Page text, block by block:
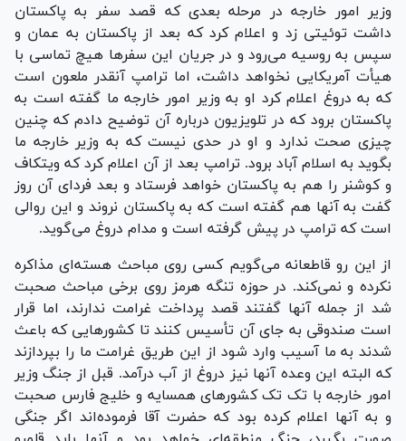
وزیر امور خارجه در مرحله بعدی که قصد سفر به پاکستان
داشت توئیتی زد و اعلام کرد که بعد از پاکستان به عمان و
سپس به روسیه می‌رود و در جریان این سفر‌ها هیچ تماسی با
هیأت آمریکایی نخواهد داشت، اما ترامپ آنقدر ملعون است
که به دروغ اعلام کرد او به وزیر امور خارجه ما گفته است به
پاکستان برود که در تلویزیون درباره آن توضیح دادم که چنین
چیزی صحت ندارد و او در حدی نیست که به وزیر خارجه ما
بگوید به اسلام آباد برود. ترامپ بعد از آن اعلام کرد که ویتکاف
و کوشنر را هم به پاکستان خواهد فرستاد و بعد فردای آن روز
گفت به آنها هم گفته است که به پاکستان نروند و این روالی
است که ترامپ در پیش گرفته است و مدام دروغ می‌گوید.
از این رو قاطعانه می‌گویم کسی روی مباحث هسته‌ای مذاکره
نکرده و نمی‌کند. در حوزه تنگه هرمز روی برخی مباحث صحبت
شد از جمله آنها گفتند قصد پرداخت غرامت ندارند، اما قرار
است صندوقی به جای آن تأسیس کنند تا کشور‌هایی که باعث
شدند به ما آسیب وارد شود از این طریق غرامت ما را بپردازند
که البته این وعده آنها نیز دروغ از آب درآمد. قبل از جنگ وزیر
امور خارجه با تک تک کشور‌های همسایه و خلیج فارس صحبت
و به آنها اعلام کرده بود که حضرت آقا فرموده‌اند اگر جنگی